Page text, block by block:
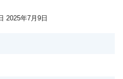
2025年7月9日